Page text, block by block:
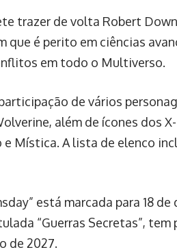
trazer de volta Robert
que é perito em ciências
em todo o Multiverso.
de vários
além de ícones dos
e Mística. A lista de elenco
está marcada para 18 de
“Guerras Secretas”, tem
de 2027.